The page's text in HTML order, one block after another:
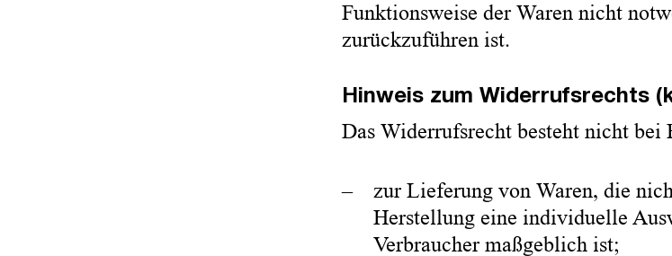
Funktionsweise der Waren nicht
zurückzuführen ist.
Hinweis zum Widerrufsrechts
Das Widerrufsrecht besteht nicht bei
zur Lieferung von Waren, die
Herstellung eine individuelle
Verbraucher maßgeblich ist;